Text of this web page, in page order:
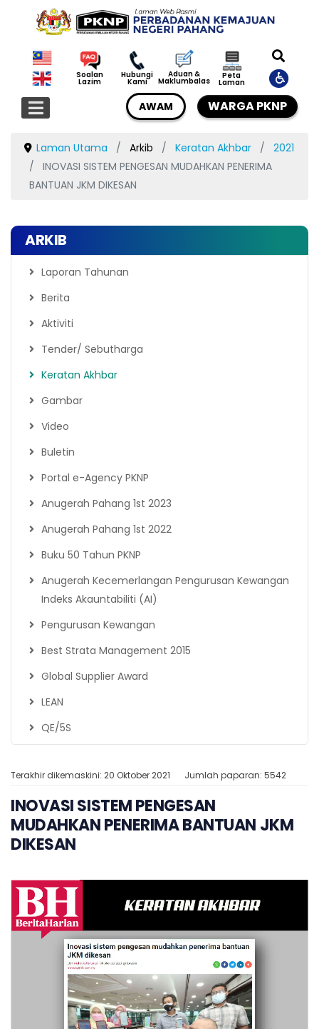
Soalan
Lazim
Hubungi
Kami
Aduan &
Maklumbalas
Peta
Laman
AWAM WARGA PKNP
Laman Utama Arkib Keratan Akhbar
2021
INOVASI SISTEM PENGESAN MUDAHKAN PENERIMA
BANTUAN JKM DIKESAN
ARKIB
Laporan Tahunan
Berita
Aktiviti
Tender/ Sebutharga
Keratan Akhbar
Gambar
Video
Buletin
Portal e-Agency PKNP
Anugerah Pahang 1st 2023
Anugerah Pahang 1st 2022
Buku 50 Tahun PKNP
Anugerah Kecemerlangan Pengurusan Kewangan
Indeks Akauntabiliti (AI)
Pengurusan Kewangan
Best Strata Management 2015
Global Supplier Award
LEAN
QE/5S
Terakhir dikemaskini: 20 Oktober 2021 Jumlah paparan: 5542
INOVASI SISTEM PENGESAN
MUDAHKAN PENERIMA BANTUAN JKM
DIKESAN